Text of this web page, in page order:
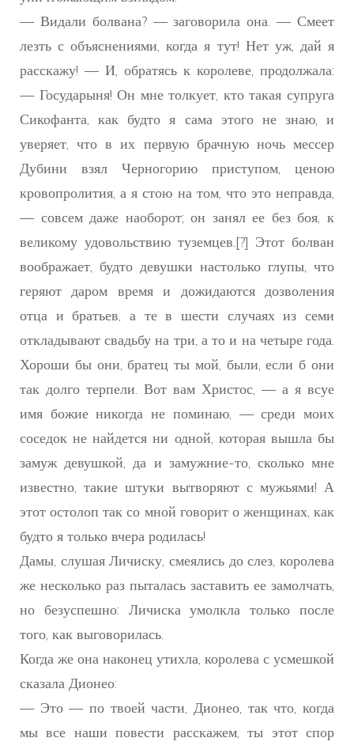
— Видали болвана? — заговорила она. — Смеет
лезть с объяснениями, когда я тут! Нет уж, дай я
расскажу! — И, обратясь к королеве, продолжала:
— Государыня! Он мне толкует, кто такая супруга
Сикофанта, как будто я сама этого не знаю, и
уверяет, что в их первую брачную ночь мессер
Дубини взял Черногорию приступом, ценою
кровопролития, а я стою на том, что это неправда,
— совсем даже наоборот; он занял ее без боя, к
великому удовольствию туземцев.[?] Этот болван
воображает, будто девушки настолько глупы, что
геряют даром время и дожидаются дозволения
отца и братьев, а те в шести случаях из семи
откладывают свадьбу на три, а то и на четыре года.
Хороши бы они, братец ты мой, были, если б они
так долго терпели. Вот вам Христос, — а я всуе
имя божие никогда не поминаю, — среди моих
соседок не найдется ни одной, которая вышла бы
замуж девушкой, да и замужние-то, сколько мне
известно, такие штуки вытворяют с мужьями! А
этот остолоп так со мной говорит о женщинах, как
будто я только вчера родилась!
Дамы, слушая Личиску, смеялись до слез, королева
же несколько раз пыталась заставить ее замолчать,
но безуспешно: Личиска умолкла только после
того, как выговорилась.
Когда же она наконец утихла, королева с усмешкой
сказала Дионео:
— Это — по твоей части, Дионео, так что, когда
мы все наши повести расскажем, ты этот спор